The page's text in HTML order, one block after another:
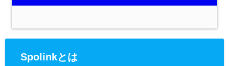
Spolinkとは